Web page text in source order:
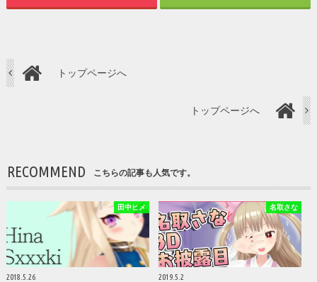
トップページへ
トップページへ
RECOMMEND こちらの記事も人気です。
田中ヒメ
2018.5.26
名取さな
2019.5.2